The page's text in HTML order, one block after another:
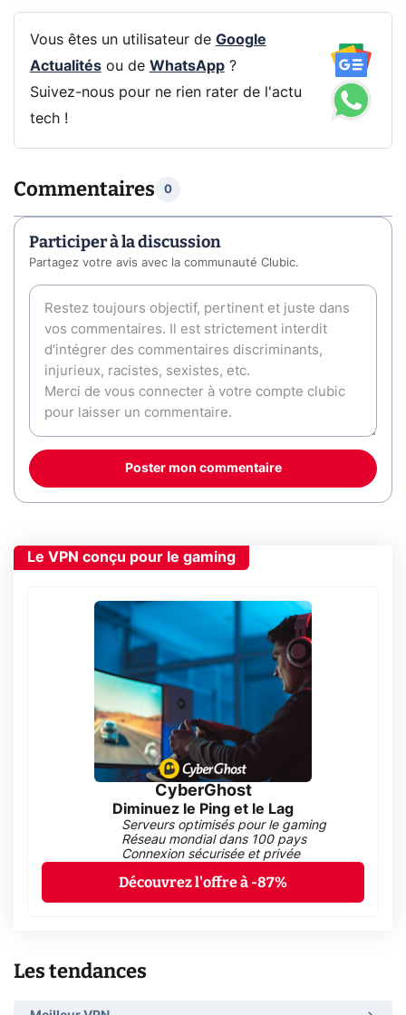
Vous êtes un utilisateur de Google
Actualitésou de WhatsApp?
Suivez-nous pour ne rien rater de l'actu
tech !
Commentaires 0
Participer à la discussion
Partagez votre avis avec la communauté Clubic.
Poster mon commentaire
Le VPN conçu pour le gaming
CyberGhost
Diminuez le Ping et le Lag
Serveurs optimisés pour le gaming
Réseau mondial dans 100 pays
Connexion sécurisée et privée
Découvrez l'offre à -87%
Les tendances